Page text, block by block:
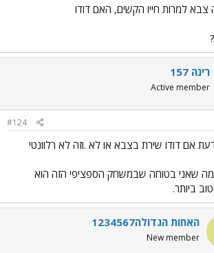
למרות חייו הקשים, האם דודו
רינה 157
Active member
#124
אם דודו שירת בצבא או לא .וזה לא רלוונטי
שאני בטוחה שבמשחק הספציפי הזה הוא
ביותר.
האחות הגדולה1234567
New member